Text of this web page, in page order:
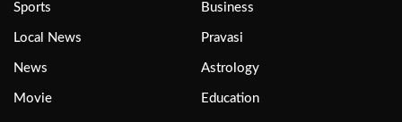
Sports Business
Local News Pravasi
News Astrology
Movie Education